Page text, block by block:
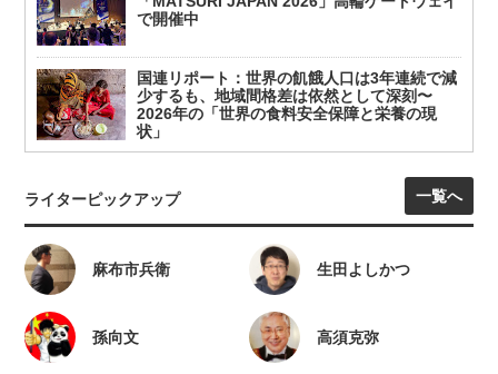
で開催中
国連リポート：世界の飢餓人口は3年連続で減
少するも、地域間格差は依然として深刻〜
2026年の「世界の食料安全保障と栄養の現
状」
ライターピックアップ 一覧へ
麻布市兵衛 生田よしかつ
孫向文 高須克弥